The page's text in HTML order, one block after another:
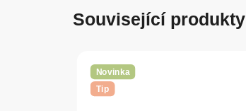
Související produkty
Novinka
Tip